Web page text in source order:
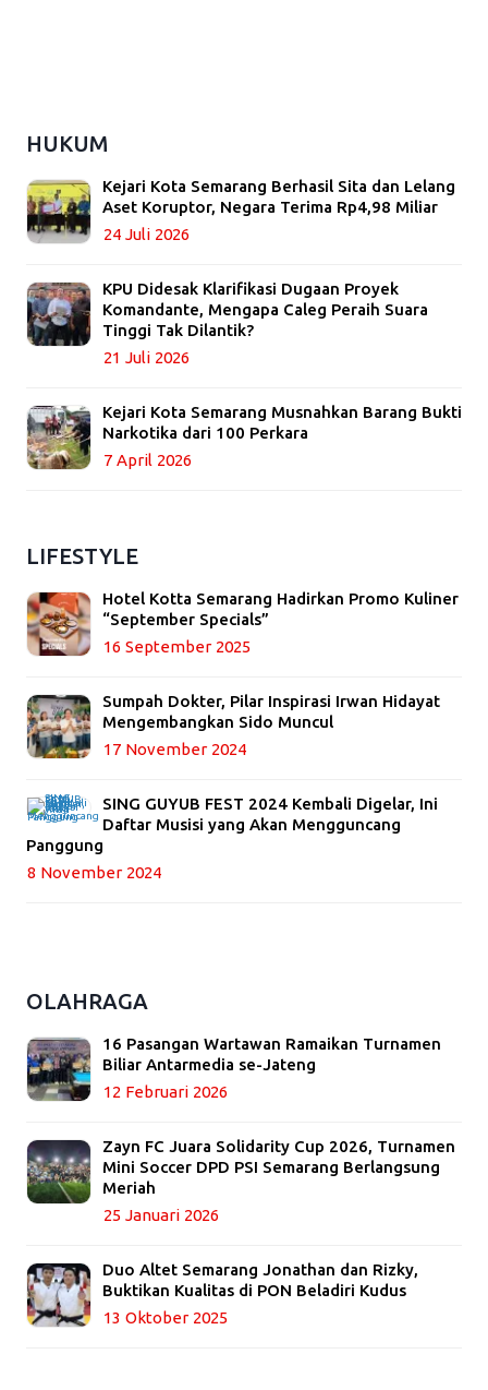
HUKUM
Kejari Kota Semarang Berhasil Sita dan Lelang
Aset Koruptor, Negara Terima Rp4,98 Miliar
24 Juli 2026
KPU Didesak Klarifikasi Dugaan Proyek
Komandante, Mengapa Caleg Peraih Suara
Tinggi Tak Dilantik?
21 Juli 2026
Kejari Kota Semarang Musnahkan Barang Bukti
Narkotika dari 100 Perkara
7 April 2026
LIFESTYLE
Hotel Kotta Semarang Hadirkan Promo Kuliner
“September Specials”
16 September 2025
Sumpah Dokter, Pilar Inspirasi Irwan Hidayat
Mengembangkan Sido Muncul
17 November 2024
SING GUYUB FEST 2024 Kembali Digelar, Ini
Daftar Musisi yang Akan Mengguncang
Panggung
8 November 2024
OLAHRAGA
16 Pasangan Wartawan Ramaikan Turnamen
Biliar Antarmedia se-Jateng
12 Februari 2026
Zayn FC Juara Solidarity Cup 2026, Turnamen
Mini Soccer DPD PSI Semarang Berlangsung
Meriah
25 Januari 2026
Duo Altet Semarang Jonathan dan Rizky,
Buktikan Kualitas di PON Beladiri Kudus
13 Oktober 2025